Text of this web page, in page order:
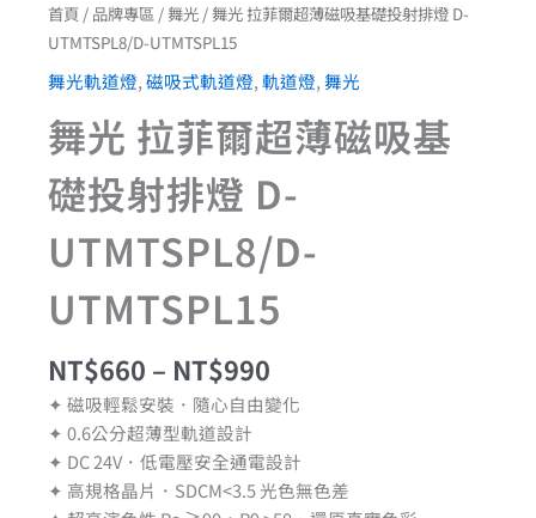
首頁 / 品牌專區 /舞光 / 舞光 拉菲爾超薄磁吸基礎投射排燈 D-
UTMTSPL8/D-UTMTSPL15
舞光軌道燈,磁吸式軌道燈,軌道燈,舞光
舞光 拉菲爾超薄磁吸基
礎投射排燈 D-
UTMTSPL8/D-
UTMTSPL15
NT$660 – NT$990
✦ 磁吸輕鬆安裝．隨心自由變化
✦ 0.6公分超薄型軌道設計
✦ DC 24V．低電壓安全通電設計
✦ 高規格晶片．SDCM<3.5 光色無色差